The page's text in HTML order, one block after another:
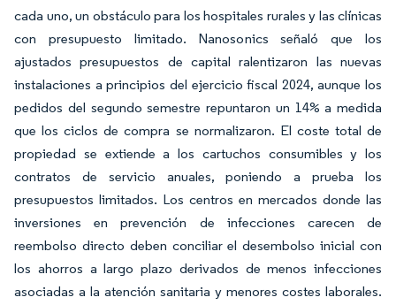
cada uno, un obstáculo para los hospitales rurales y las clínicas
con presupuesto limitado. Nanosonics señaló que los
ajustados presupuestos de capital ralentizaron las nuevas
instalaciones a principios del ejercicio fiscal 2024, aunque los
pedidos del segundo semestre repuntaron un 14% a medida
que los ciclos de compra se normalizaron. El coste total de
propiedad se extiende a los cartuchos consumibles y los
contratos de servicio anuales, poniendo a prueba los
presupuestos limitados. Los centros en mercados donde las
inversiones en prevención de infecciones carecen de
reembolso directo deben conciliar el desembolso inicial con
los ahorros a largo plazo derivados de menos infecciones
asociadas a la atención sanitaria y menores costes laborales.